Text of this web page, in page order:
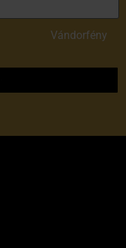
Vándorfény